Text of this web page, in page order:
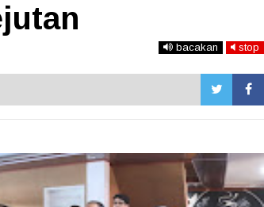
bacakan stop